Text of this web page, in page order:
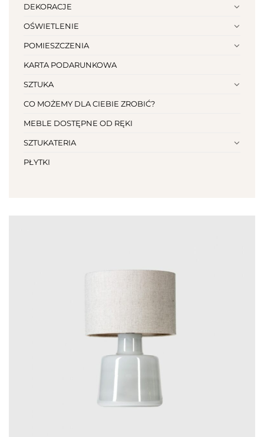
DEKORACJE
OŚWIETLENIE
POMIESZCZENIA
KARTA PODARUNKOWA
SZTUKA
CO MOŻEMY DLA CIEBIE ZROBIĆ?
MEBLE DOSTĘPNE OD RĘKI
SZTUKATERIA
PŁYTKI